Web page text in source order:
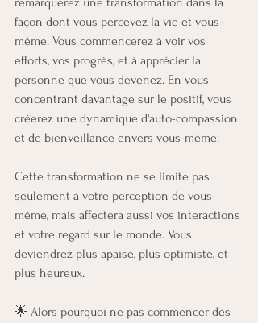
façon dont vous percevez la vie et vous-
même. Vous commencerez à voir vos
efforts, vos progrès, et à apprécier la
personne que vous devenez. En vous
concentrant davantage sur le positif, vous
créerez une dynamique d'auto-compassion
et de bienveillance envers vous-même.
Cette transformation ne se limite pas
seulement à votre perception de vous-
même, mais affectera aussi vos interactions
et votre regard sur le monde. Vous
deviendrez plus apaisé, plus optimiste, et
plus heureux.
🌟 Alors pourquoi ne pas commencer dès